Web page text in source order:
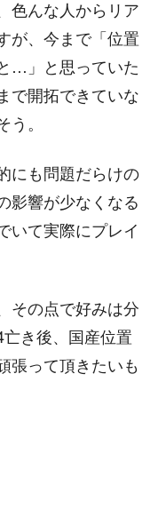
色んな人からリア
が、今まで「位置
…」と思っていた
で開拓できていな
。
にも問題だらけの
影響が少なくなる
いて実際にプレイ
その点で好みは分
き後、国産位置
張って頂きたいも